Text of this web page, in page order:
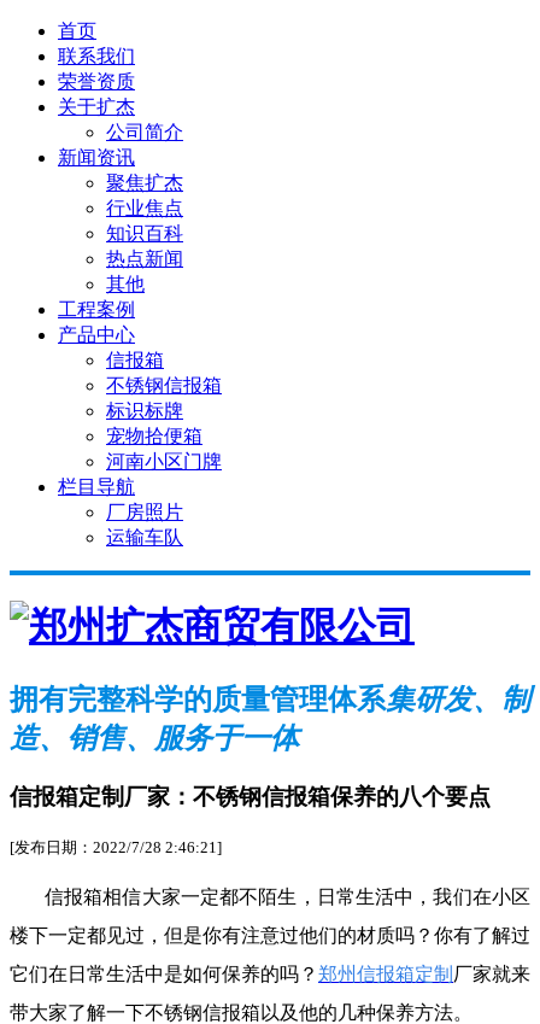
首页
联系我们
荣誉资质
关于扩杰
公司简介
新闻资讯
聚焦扩杰
行业焦点
知识百科
热点新闻
其他
工程案例
产品中心
信报箱
不锈钢信报箱
标识标牌
宠物拾便箱
河南小区门牌
栏目导航
厂房照片
运输车队
拥有完整科学的质量管理体系集研发、制
造、销售、服务于一体
信报箱定制厂家：不锈钢信报箱保养的八个要点
[发布日期：2022/7/28 2:46:21]
信报箱相信大家一定都不陌生，日常生活中，我们在小区
楼下一定都见过，但是你有注意过他们的材质吗？你有了解过
它们在日常生活中是如何保养的吗？ 郑州信报箱定制 厂家就来
带大家了解一下不锈钢信报箱以及他的几种保养方法。